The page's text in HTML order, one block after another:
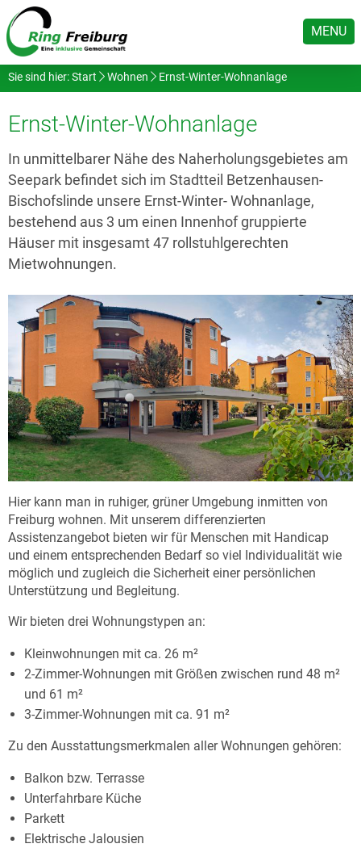
MENU
Sie sind hier:Start Wohnen Ernst-Winter-Wohnanlage
Ernst-Winter-Wohnanlage
In unmittelbarer Nähe des Naherholungsgebietes am
Seepark befindet sich im Stadtteil Betzenhausen-
Bischofslinde unsere Ernst-Winter- Wohnanlage,
bestehend aus 3 um einen Innenhof gruppierte
Häuser mit insgesamt 47 rollstuhlgerechten
Mietwohnungen.
Hier kann man in ruhiger, grüner Umgebung inmitten von
Freiburg wohnen. Mit unserem differenzierten
Assistenzangebot bieten wir für Menschen mit Handicap
und einem entsprechenden Bedarf so viel Individualität wie
möglich und zugleich die Sicherheit einer persönlichen
Unterstützung und Begleitung.
Wir bieten drei Wohnungstypen an:
Kleinwohnungen mit ca. 26 m²
2-Zimmer-Wohnungen mit Größen zwischen rund 48 m²
und 61 m²
3-Zimmer-Wohnungen mit ca. 91 m²
Zu den Ausstattungsmerkmalen aller Wohnungen gehören:
Balkon bzw. Terrasse
Unterfahrbare Küche
Parkett
Elektrische Jalousien